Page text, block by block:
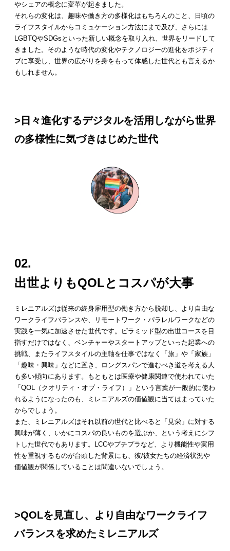
やシェアの概念に変革が起きました。
それらの変化は、趣味や働き方の多様化はもちろんのこと、日頃の
ライフスタイルからコミュケーション方法にまで及び、さらには
LGBTQやSDGsといった新しい概念を取り入れ、世界をリードして
きました。そのような時代の変化やテクノロジーの進化をポジティ
ブに享受し、世界の広がりを身をもって体感した世代とも言えるか
もしれません。
>日々進化するデジタルを活用しながら世界
の多様性に気づきはじめた世代
02.
出世よりもQOLとコスパが大事
ミレニアルズは従来の終身雇用型の働き方から脱却し、より自由な
ワークライフバランスや、リモートワーク・パラレルワークなどの
実践を一気に加速させた世代です。ピラミッド型の出世コースを目
指すだけではなく、ベンチャーやスタートアップといった起業への
挑戦、またライフスタイルの主軸を仕事ではなく「旅」や「家族」
「趣味・興味」などに置き、ロングスパンで進むべき道を考える人
も多い傾向にあります。もともとは医療や健康関連で使われていた
「QOL（クオリティ・オブ・ライフ）」という言葉が一般的に使わ
れるようになったのも、ミレニアルズの価値観に当てはまっていた
からでしょう。
また、ミレニアルズはそれ以前の世代と比べると「見栄」に対する
興味が薄く、いかにコスパの良いものを選ぶか、という考えにシフ
トした世代でもあります。LCCやプチプラなど、より機能性や実用
性を重視するものが台頭した背景にも、彼/彼女たちの経済状況や
価値観が関係していることは間違いないでしょう。
>QOLを見直し、より自由なワークライフ
バランスを求めたミレニアルズ